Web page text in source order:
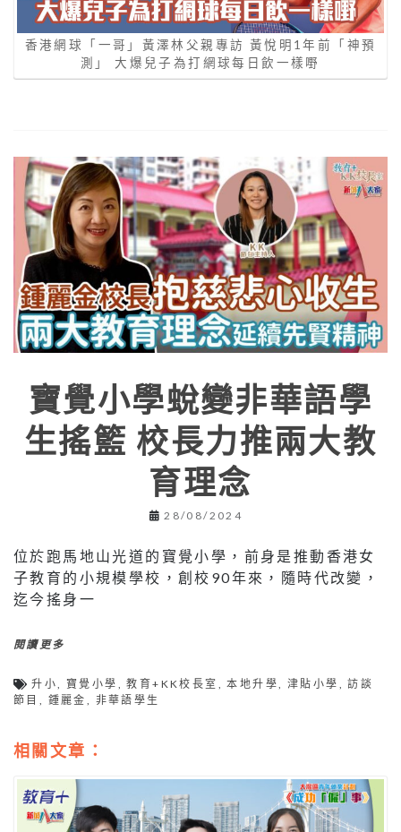
香港網球「一哥」黃澤林父親專訪 黃悅明1年前「神預
測」 大爆兒子為打網球每日飲一樣嘢
寶覺小學蛻變非華語學
生搖籃 校長力推兩大教
育理念
28/08/2024
位於跑馬地山光道的寶覺小學，前身是推動香港女
子教育的小規模學校，創校90年來，隨時代改變，
迄今搖身一
閱讀更多
升小, 寶覺小學 ,教育+KK校長室 ,本地升學, 津貼小學 ,訪談
節目 , 鍾麗金 , 非華語學生
相關文章：